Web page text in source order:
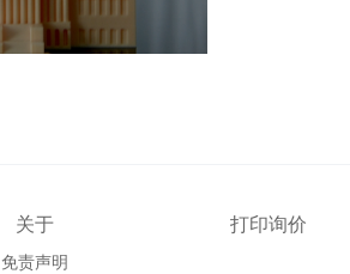
关于
免责声明
打印询价